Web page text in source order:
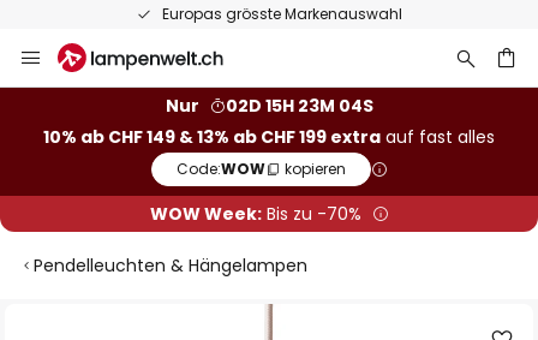
Europas grösste Markenauswahl
Inhalt
Nur
02D 15H 23M 04S
10% ab CHF 149 & 13% ab CHF 199 extra auf fast alles
Code:WOW kopieren
WOW Week:Bis zu -70%
Pendelleuchten & Hängelampen